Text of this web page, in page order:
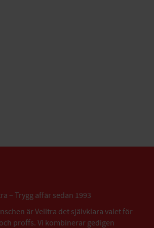
– Trygg affär sedan 1993
är Velltra det självklara valet för
proffs. Vi kombinerar gedigen